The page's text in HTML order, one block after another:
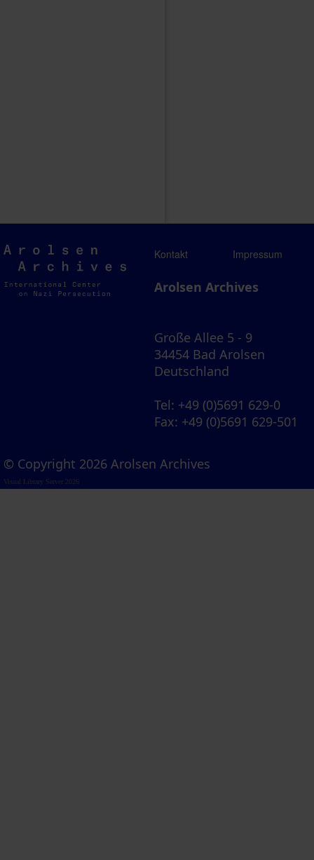
Arolsen
Archives
Kontakt Impressum
Arolsen Archives
Große Allee 5 - 9
34454 Bad Arolsen
Deutschland
Tel: +49 (0)5691 629-0
Fax: +49 (0)5691 629-501
© Copyright 2026 Arolsen Archives
Visual Library Server 2026